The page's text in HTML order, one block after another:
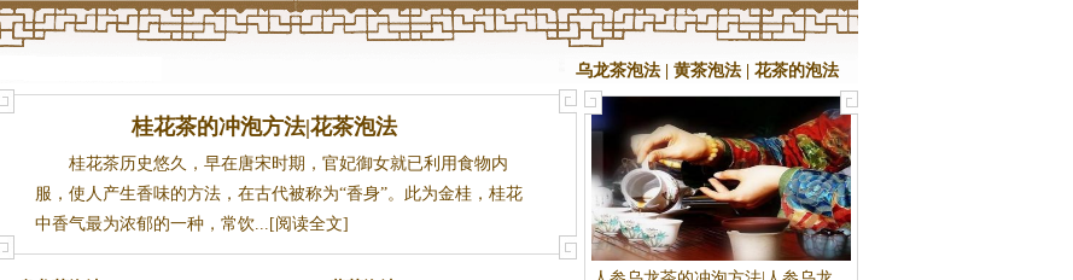
乌龙茶泡法| 黄茶泡法| 花茶的泡法
桂花茶的冲泡方法|花茶泡法
桂花茶历史悠久，早在唐宋时期，官妃御女就已利用食物内
服，使人产生香味的方法，在古代被称为“香身”。此为金桂，桂花
中香气最为浓郁的一种，常饮...[阅读全文]